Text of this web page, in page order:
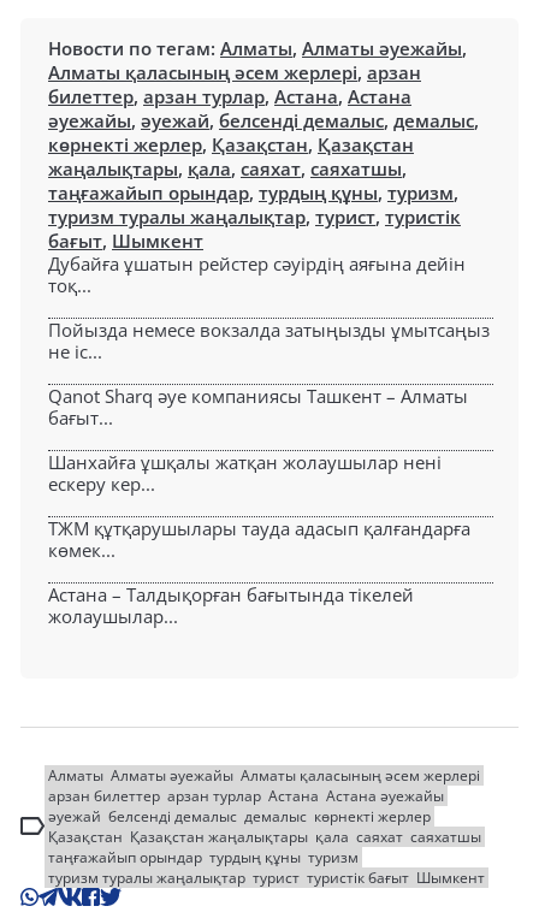
Новости по тегам: Алматы, Алматы әуежайы,
Алматы қаласының әсем жерлері, арзан
билеттер, арзан турлар, Астана, Астана
әуежайы, әуежай, белсенді демалыс, демалыс,
көрнекті жерлер, Қазақстан, Қазақстан
жаңалықтары, қала, саяхат, саяхатшы,
таңғажайып орындар, турдың құны, туризм,
туризм туралы жаңалықтар, турист, туристік
бағыт, Шымкент
Дубайға ұшатын рейстер сәуірдің аяғына дейін
тоқ...
Пойызда немесе вокзалда затыңызды ұмытсаңыз
не іс...
Qanot Sharq әуе компаниясы Ташкент – Алматы
бағыт...
Шанхайға ұшқалы жатқан жолаушылар нені
ескеру кер...
ТЖМ құтқарушылары тауда адасып қалғандарға
көмек...
Астана – Талдықорған бағытында тікелей
жолаушылар...
Алматы Алматы әуежайы Алматы қаласының әсем жерлері
арзан билеттер арзан турлар Астана Астана әуежайы
әуежай белсенді демалыс демалыс көрнекті жерлер
Қазақстан Қазақстан жаңалықтары қала саяхат саяхатшы
таңғажайып орындар турдың құны туризм
туризм туралы жаңалықтар турист туристік бағыт Шымкент